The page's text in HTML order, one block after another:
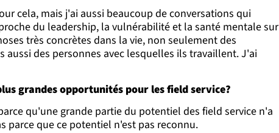
cela, mais j'ai aussi beaucoup de conversations qui
du leadership, la vulnérabilité et la santé mentale sur
très concrètes dans la vie, non seulement des
aussi des personnes avec lesquelles ils travaillent. J'ai
grandes opportunités pour les field service?
qu'une grande partie du potentiel des field service n'a
parce que ce potentiel n'est pas reconnu.